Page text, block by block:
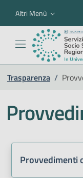
Altri Menù
Trasparenza /
Provvedimenti